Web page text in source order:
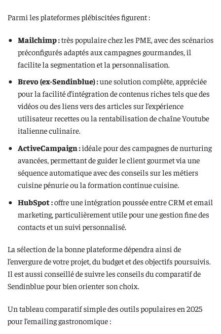
Parmi les plateformes plébiscitées figurent :
Mailchimp :très populaire chez les PME, avec des scénarios
préconfigurés adaptés aux campagnes gourmandes, il
facilite la segmentation et la personnalisation.
Brevo (ex-Sendinblue) :une solution complète, appréciée
pour la facilité d’intégration de contenus riches tels que des
vidéos ou des liens vers des articles sur l’expérience
utilisateur recettes ou la rentabilisation de chaîne Youtube
italienne culinaire.
ActiveCampaign :idéale pour des campagnes de nurturing
avancées, permettant de guider le client gourmet via une
séquence automatique avec des conseils sur les métiers
cuisine pénurie ou la formation continue cuisine.
HubSpot :offre une intégration poussée entre CRM et email
marketing, particulièrement utile pour une gestion fine des
contacts et un suivi personnalisé.
La sélection de la bonne plateforme dépendra ainsi de
l’envergure de votre projet, du budget et des objectifs poursuivis.
Il est aussi conseillé de suivre les conseils du comparatif de
Sendinblue pour bien orienter son choix.
Un tableau comparatif simple des outils populaires en 2025
pour l’emailing gastronomique :